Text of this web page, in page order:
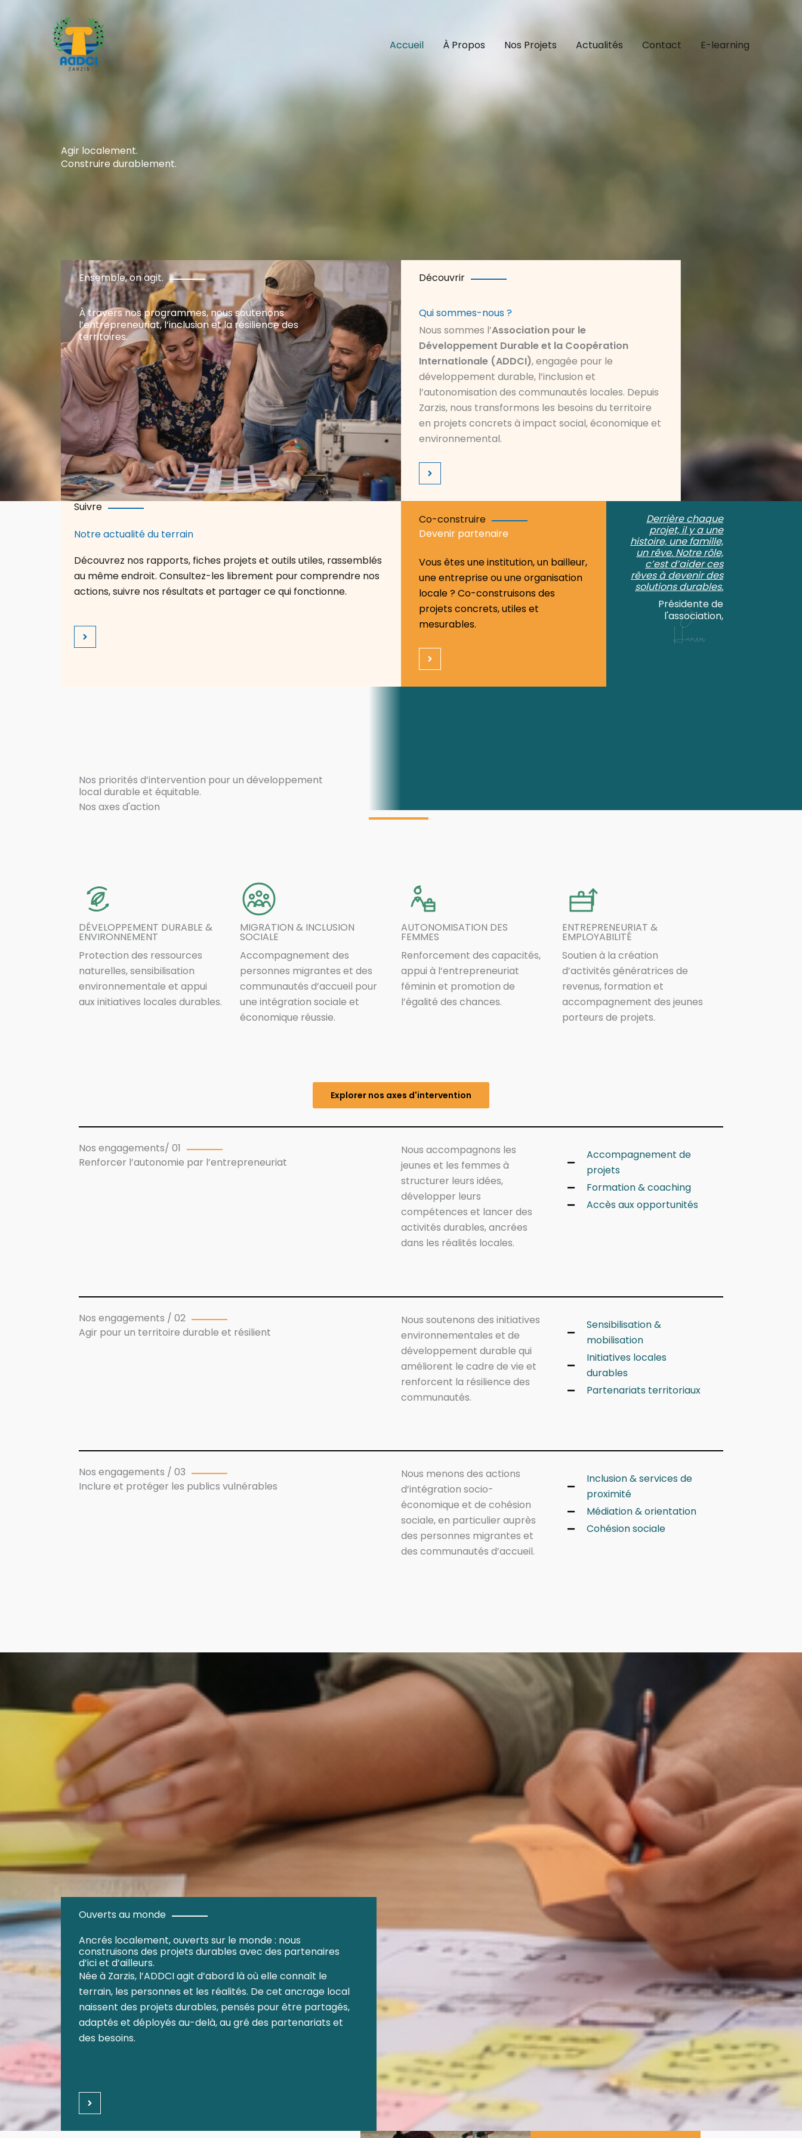
Accueil À Propos Nos Projets Actualités Contact E-learning
Agir localement.
Construire durablement.
Ensemble, on agit.
À travers nos programmes, nous soutenons
l’entrepreneuriat, l’inclusion et la résilience des
territoires.
Découvrir
Qui sommes-nous ?
Nous sommes l’Association pour le
Développement Durable et la Coopération
Internationale (ADDCI), engagée pour le
développement durable, l’inclusion et
l’autonomisation des communautés locales. Depuis
Zarzis, nous transformons les besoins du territoire
en projets concrets à impact social, économique et
environnemental.
Suivre
Notre actualité du terrain
Découvrez nos rapports, fiches projets et outils utiles, rassemblés
au même endroit. Consultez-les librement pour comprendre nos
actions, suivre nos résultats et partager ce qui fonctionne.
Co-construire
Devenir partenaire
Vous êtes une institution, un bailleur,
une entreprise ou une organisation
locale ? Co-construisons des
projets concrets, utiles et
mesurables.
Derrière chaque
projet, il y a une
histoire, une famille,
un rêve. Notre rôle,
c’est d’aider ces
rêves à devenir des
solutions durables.
Présidente de
l'association,
Nos priorités d’intervention pour un développement
local durable et équitable.
Nos axes d'action
DÉVELOPPEMENT DURABLE &
ENVIRONNEMENT
Protection des ressources
naturelles, sensibilisation
environnementale et appui
aux initiatives locales durables.
MIGRATION & INCLUSION
SOCIALE
Accompagnement des
personnes migrantes et des
communautés d’accueil pour
une intégration sociale et
économique réussie.
AUTONOMISATION DES
FEMMES
Renforcement des capacités,
appui à l’entrepreneuriat
féminin et promotion de
l’égalité des chances.
ENTREPRENEURIAT &
EMPLOYABILITÉ
Soutien à la création
d’activités génératrices de
revenus, formation et
accompagnement des jeunes
porteurs de projets.
Explorer nos axes d'intervention
Nos engagements/ 01
Renforcer l’autonomie par l’entrepreneuriat
Nous accompagnons les
jeunes et les femmes à
structurer leurs idées,
développer leurs
compétences et lancer des
activités durables, ancrées
dans les réalités locales.
Accompagnement de
projets
Formation & coaching
Accès aux opportunités
Nos engagements / 02
Agir pour un territoire durable et résilient
Nous soutenons des initiatives
environnementales et de
développement durable qui
améliorent le cadre de vie et
renforcent la résilience des
communautés.
Sensibilisation &
mobilisation
Initiatives locales
durables
Partenariats territoriaux
Nos engagements / 03
Inclure et protéger les publics vulnérables
Nous menons des actions
d’intégration socio-
économique et de cohésion
sociale, en particulier auprès
des personnes migrantes et
des communautés d’accueil.
Inclusion & services de
proximité
Médiation & orientation
Cohésion sociale
Ouverts au monde
Ancrés localement, ouverts sur le monde : nous
construisons des projets durables avec des partenaires
d’ici et d’ailleurs.
Née à Zarzis, l’ADDCI agit d’abord là où elle connaît le
terrain, les personnes et les réalités. De cet ancrage local
naissent des projets durables, pensés pour être partagés,
adaptés et déployés au-delà, au gré des partenariats et
des besoins.